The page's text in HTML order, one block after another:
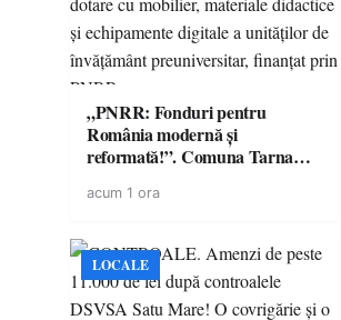
„PNRR: Fonduri pentru
România modernă și
reformată!”. Comuna Tarna
dotare cu mobilier, materiale
a unităților de învățământ
preuniversitar, finanțat prin
PNRR
acum 1 ora
LOCALE